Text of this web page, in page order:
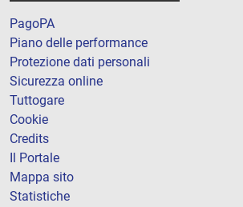
PagoPA
Piano delle performance
Protezione dati personali
Sicurezza online
Tuttogare
Cookie
Credits
Il Portale
Mappa sito
Statistiche